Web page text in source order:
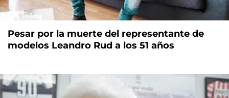
Pesar por la muerte del representante de
modelos Leandro Rud a los 51 años